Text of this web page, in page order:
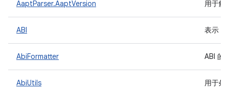
AaptParser.AaptVersion 用于解
ABI 表示
AbiFormatter ABI 的
AbiUtils 用于处